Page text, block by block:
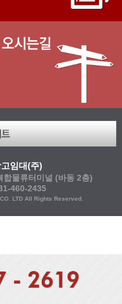
임대(주)
합물류터미널 (바동 2층)
460-2435
LTD All Rights Reserved.